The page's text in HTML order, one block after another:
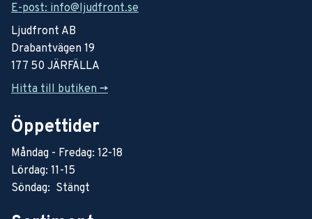
E-post: info@ljudfront.se
Ljudfront AB
Drabantvägen 19
177 50 JÄRFÄLLA
Hitta till butiken ->
Öppettider
Måndag - Fredag: 12-18
Lördag: 11-15
Söndag: Stängt